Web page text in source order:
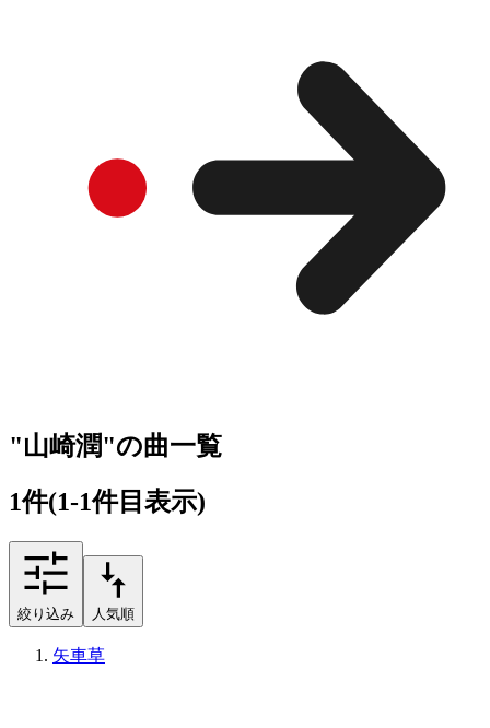
"山崎潤"の曲一覧
1件(1-1件目表示)
絞り込み 人気順
矢車草